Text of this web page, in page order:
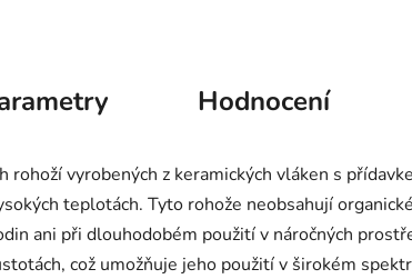
Hodnocení
vyrobených z keramických vláken s
teplotách. Tyto rohože neobsahují
ani při dlouhodobém použití v náročných
což umožňuje jeho použití v širokém